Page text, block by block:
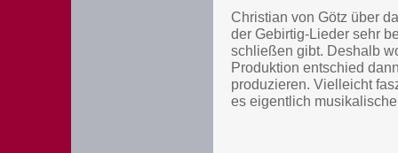
Christian von Götz über
der Gebirtig-Lieder sehr
schließen gibt. Deshalb
Produktion entschied
produzieren. Vielleicht
es eigentlich